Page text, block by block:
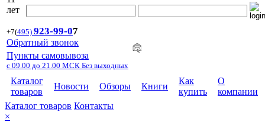
+7(495) 923-99-07
Обратный звонок
Пункты самовывоза
с 09.00 до 21.00 МСК Без выходных
Каталог
товаров
Новости Обзоры Книги
Как
купить
О
компании
Каталог товаров Контакты
×